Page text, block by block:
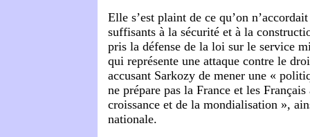
Elle s’est plaint de ce qu’on
suffisants à la sécurité et à la
pris la défense de la loi sur le service
qui représente une attaque contre le
accusant Sarkozy de mener une «
ne prépare pas la France et les
croissance et de la mondialisation »,
nationale.